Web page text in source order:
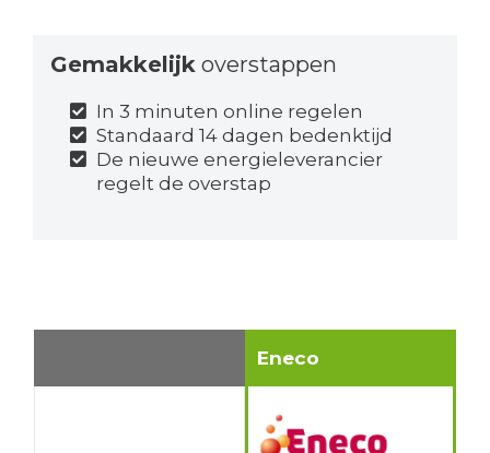
Gemakkelijkoverstappen
In 3 minuten online regelen
Standaard 14 dagen bedenktijd
De nieuwe energieleverancier
regelt de overstap
Eneco